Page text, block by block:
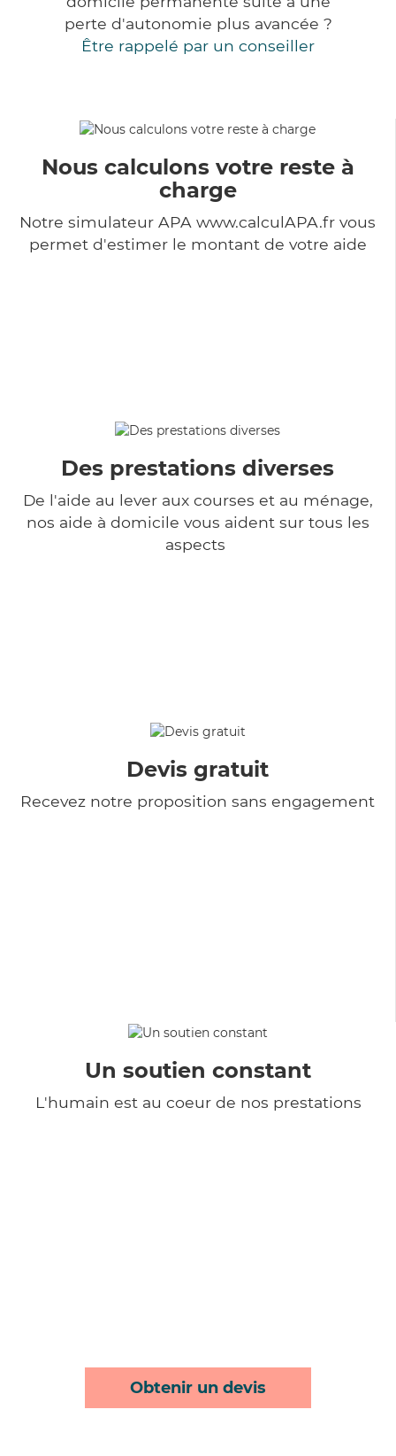
perte d'autonomie plus avancée ?
Être rappelé par un conseiller
Nous calculons votre reste à
charge
Notre simulateur APA www.calculAPA.fr vous
permet d'estimer le montant de votre aide
Des prestations diverses
De l'aide au lever aux courses et au ménage,
nos aide à domicile vous aident sur tous les
aspects
Devis gratuit
Recevez notre proposition sans engagement
Un soutien constant
L'humain est au coeur de nos prestations
Obtenir un devis